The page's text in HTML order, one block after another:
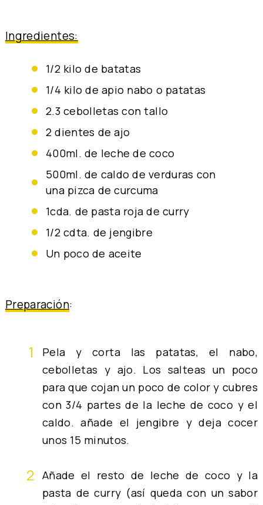
Ingredientes:
1/2 kilo de batatas
1/4 kilo de apio nabo o patatas
2.3 cebolletas con tallo
2 dientes de ajo
400ml. de leche de coco
500ml. de caldo de verduras con
una pizca de curcuma
1cda. de pasta roja de curry
1/2 cdta. de jengibre
un poco de aceite
Preparación:
Pela y corta las patatas, el nabo,
cebolletas y ajo. Los salteas un poco
para que cojan un poco de color y cubres
con 3/4 partes de la leche de coco y el
caldo. añade el jengibre y deja cocer
unos 15 minutos.
Añade el resto de leche de coco y la
pasta de curry (así queda con un sabor